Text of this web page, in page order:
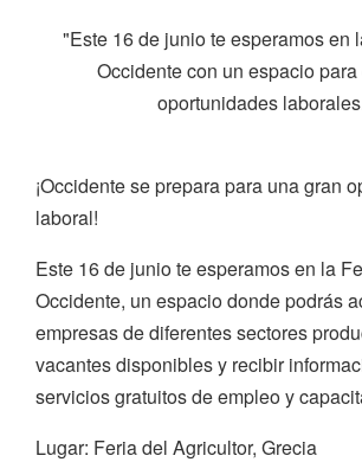
"Este 16 de junio te esperamos en
Occidente con un espacio
oportunidades
¡Occidente se prepara para una gran
laboral!
Este 16 de junio te esperamos en la
Occidente, un espacio donde podrás
empresas de diferentes sectores
vacantes disponibles y recibir
servicios gratuitos de empleo y
Lugar: Feria del Agricultor, Grecia